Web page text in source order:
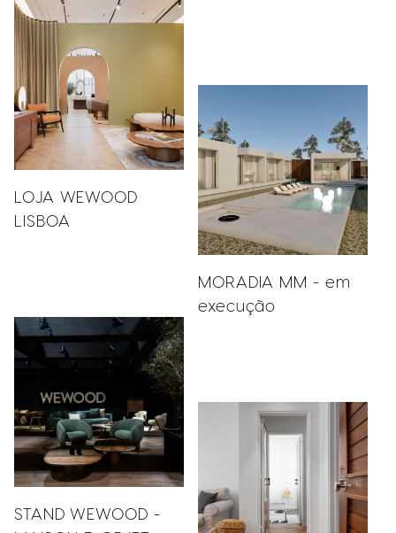
LOJA WEWOOD
LISBOA
MORADIA MM - em
execução
STAND WEWOOD -